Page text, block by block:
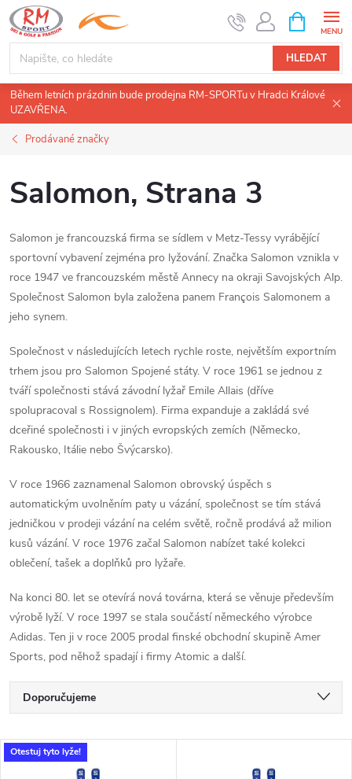
Přejít
na
obsah
HLEDAT
NÁKUPNÍ
KOŠÍK
Během letních prázdnin bude prodejna RM-SPORTu v Hradci Králové
UZAVŘENA.
Prodávané značky
Salomon, Strana 3
Salomon je francouzská firma se sídlem v Metz-Tessy vyrábějící
sportovní vybavení zejména pro lyžování. Značka Salomon vznikla v
roce 1947 ve francouzském městě Annecy na okraji Savojských Alp.
Společnost Salomon byla založena panem François Salomonem a
jeho synem.
Společnost v následujících letech rychle roste, největším exportním
trhem jsou pro Salomon Spojené státy. V roce 1961 se jednou z
tváří společnosti stává závodní lyžař Emile Allais (dříve
spolupracoval s Rossignolem). Firma expanduje a zakládá své
dceřiné společnosti i v jiných evropských zemích (Německo,
Rakousko, Itálie nebo Švýcarsko).
V roce 1966 zaznamenal Salomon obrovský úspěch s
automatickým uvolněním paty u vázání, společnost se tím stává
jedničkou v prodeji vázání na celém světě, ročně prodává až milion
kusů vázání. V roce 1976 začal Salomon nabízet také kolekci
oblečení, tašek a doplňků pro lyžaře.
Na konci 80. let se otevírá nová továrna, která se věnuje především
výrobě lyží. V roce 1997 se stala součástí německého výrobce
Adidas. Ten ji v roce 2005 prodal finské obchodní skupině Amer
Sports, pod něhož spadají i firmy Atomic a další.
Ř
a
Doporučujeme
Nejdražší
V
Otestuj tyto lyže!